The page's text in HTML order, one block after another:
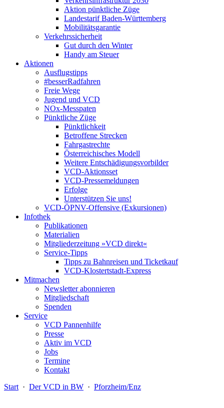
Aktion pünktliche Züge
Landestarif Baden-Württemberg
Mobilitätsgarantie
Verkehrssicherheit
Gut durch den Winter
Handy am Steuer
Aktionen
Ausflugstipps
#besserRadfahren
Freie Wege
Jugend und VCD
NOx-Messpaten
Pünktliche Züge
Pünktlichkeit
Betroffene Strecken
Fahrgastrechte
Österreichisches Modell
Weitere Entschädigungsvorbilder
VCD-Aktionsset
VCD-Pressemeldungen
Erfolge
Unterstützen Sie uns!
VCD-ÖPNV-Offensive (Exkursionen)
Infothek
Publikationen
Materialien
Mitgliederzeitung »VCD direkt«
Service-Tipps
Tipps zu Bahnreisen und Ticketkauf
VCD-Klostertstadt-Express
Mitmachen
Newsletter abonnieren
Mitgliedschaft
Spenden
Service
VCD Pannenhilfe
Presse
Aktiv im VCD
Jobs
Termine
Kontakt
Start · Der VCD in BW · Pforzheim/Enz